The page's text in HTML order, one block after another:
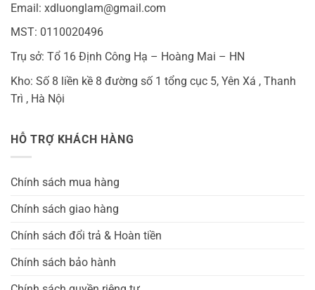
Email: xdluonglam@gmail.com
MST: 0110020496
Trụ sở: Tổ 16 Định Công Hạ – Hoàng Mai – HN
Kho: Số 8 liền kề 8 đường số 1 tổng cục 5, Yên Xá , Thanh
Trì , Hà Nội
HỖ TRỢ KHÁCH HÀNG
Chính sách mua hàng
Chính sách giao hàng
Chính sách đổi trả & Hoàn tiền
Chính sách bảo hành